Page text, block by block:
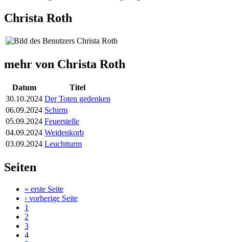
Christa Roth
mehr von Christa Roth
Datum
Titel
30.10.2024 Der Toten gedenken
06.09.2024 Schirm
05.09.2024 Feuerstelle
04.09.2024 Weidenkorb
03.09.2024 Leuchtturm
Seiten
« erste Seite
‹ vorherige Seite
1
2
3
4